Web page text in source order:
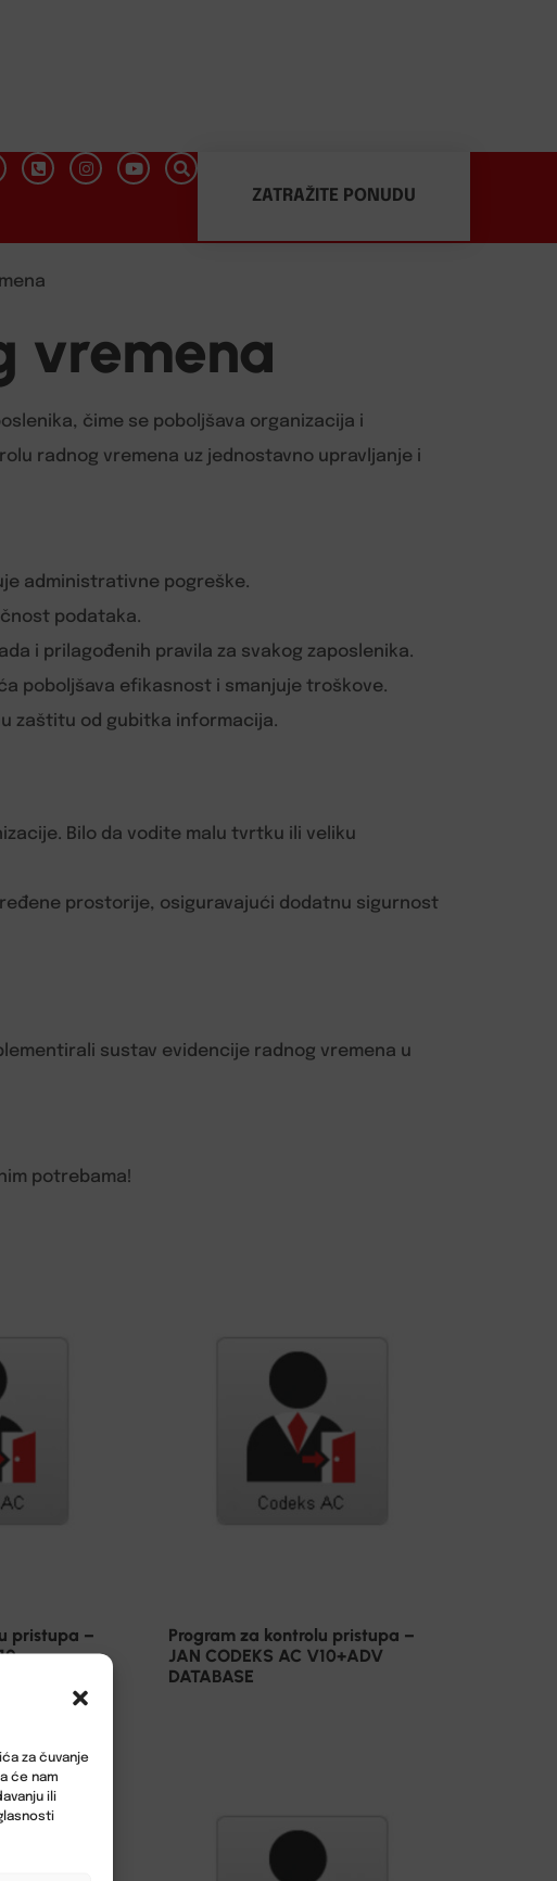
za čuvanje
će nam
ili
ZATRAŽITE PONUDU
vremena
čime se poboljšava organizacija i
radnog vremena uz jednostavno upravljanje i
administrativne pogreške.
podataka.
i prilagođenih pravila za svakog zaposlenika.
poboljšava efikasnost i smanjuje troškove.
zaštitu od gubitka informacija.
Bilo da vodite malu tvrtku ili veliku
prostorije, osiguravajući dodatnu sigurnost
sustav evidencije radnog vremena u
potrebama!
pristupa –
Program za kontrolu pristupa –
JAN CODEKS AC V10+ADV
DATABASE